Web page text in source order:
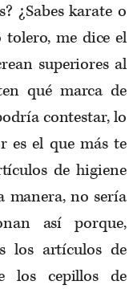
¿Sabes karate o
tolero, me dice el
superiores al
qué marca de
contestar, lo
es el que más te
de higiene
manera, no sería
así porque,
los artículos de
los cepillos de